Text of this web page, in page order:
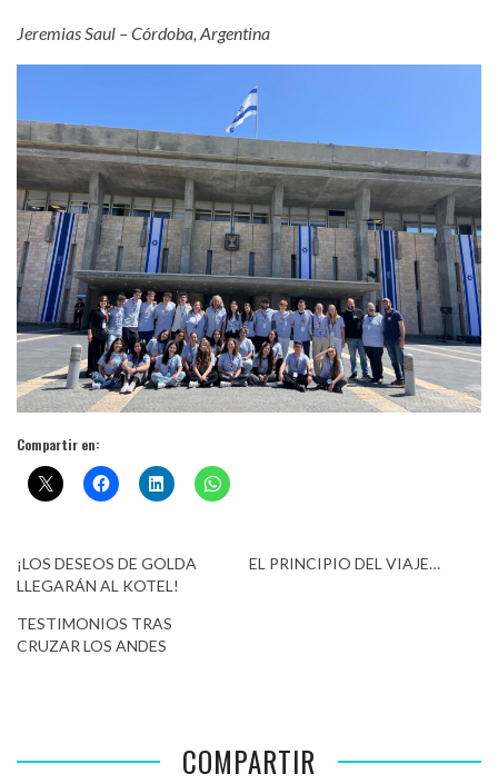
Jeremias Saul – Córdoba, Argentina
Compartir en:
¡LOS DESEOS DE GOLDA
LLEGARÁN AL KOTEL!
EL PRINCIPIO DEL VIAJE…
TESTIMONIOS TRAS
CRUZAR LOS ANDES
COMPARTIR